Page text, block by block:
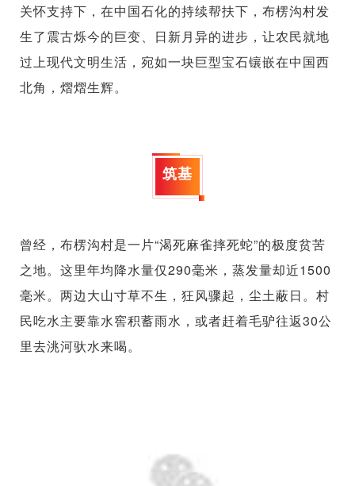
关怀支持下，在中国石化的持续帮扶下，布楞沟村发
生了震古烁今的巨变、日新月异的进步，让农民就地
过上现代文明生活，宛如一块巨型宝石镶嵌在中国西
北角，熠熠生辉。
筑基
曾经，布楞沟村是一片“渴死麻雀摔死蛇”的极度贫苦
之地。这里年均降水量仅290毫米，蒸发量却近1500
毫米。两边大山寸草不生，狂风骤起，尘土蔽日。村
民吃水主要靠水窖积蓄雨水，或者赶着毛驴往返30公
里去洮河驮水来喝。